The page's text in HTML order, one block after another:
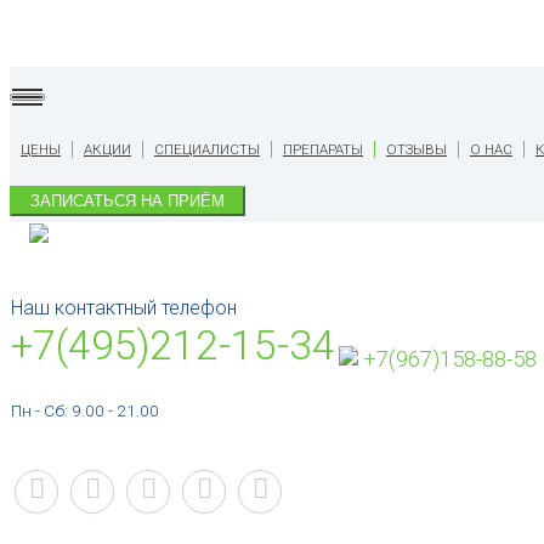
ЦЕНЫ АКЦИИ СПЕЦИАЛИСТЫ ПРЕПАРАТЫ ОТЗЫВЫ О НАС
ЗАПИСАТЬСЯ НА ПРИЁМ
Наш контактный телефон
+7(495)212-15-34 +7(967)158-88-58
Пн - Сб: 9.00 - 21.00